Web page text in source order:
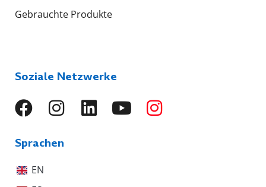
Gebrauchte Produkte
Soziale Netzwerke
Sprachen
EN